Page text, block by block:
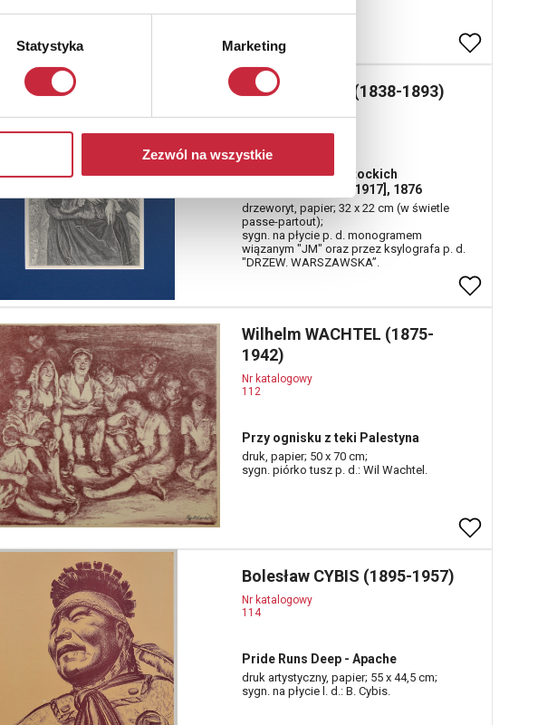
Statystyka Marketing
Zezwól na wszystkie
Jan MATEJKO (1838-1893)
Nr katalogowy
Portret Anieli z Potockich
Zamoyskiej [1850-1917], 1876
drzeworyt, papier; 32 x 22 cm (w świetle
passe-partout);
sygn. na płycie p. d. monogramem
wiązanym "JM" oraz przez ksylografa p. d.
"DRZEW. WARSZAWSKA”.
Wilhelm WACHTEL (1875-
1942)
Nr katalogowy
112
Przy ognisku z teki Palestyna
druk, papier; 50 x 70 cm;
sygn. piórko tusz p. d.: Wil Wachtel.
Bolesław CYBIS (1895-1957)
Nr katalogowy
114
Pride Runs Deep - Apache
druk artystyczny, papier; 55 x 44,5 cm;
sygn. na płycie l. d.: B. Cybis.